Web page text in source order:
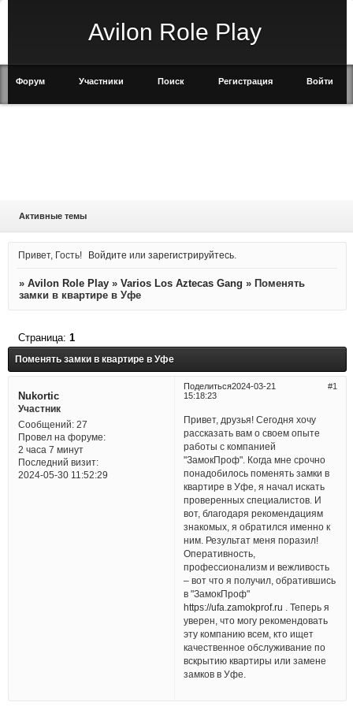
Avilon Role Play
Форум Участники Поиск Регистрация Войти
Активные темы
Привет, Гость! Войдите илизарегистрируйтесь
» Avilon Role Play » Varios Los Aztecas Gang » Поменять
замки в квартире в Уфе
Поменять замки в квартире в Уфе
Страница: 1
Поделиться 1
2024-03-21
15:18:23
Nukortic
Участник
Сообщений:27
Провел на форуме:
2 часа 7 минут
Последний визит:
2024-05-30 11:52:29
Привет, друзья! Сегодня хочу
рассказать вам о своем опыте
работы с компанией
"ЗамокПроф". Когда мне срочно
понадобилось поменять замки в
квартире в Уфе, я начал искать
проверенных специалистов. И
вот, благодаря рекомендациям
знакомых, я обратился именно к
ним. Результат меня поразил!
Оперативность,
профессионализм и вежливость
– вот что я получил, обратившись
в "ЗамокПроф"
https://ufa.zamokprof.ru . Теперь я
уверен, что могу рекомендовать
эту компанию всем, кто ищет
качественное обслуживание по
вскрытию квартиры или замене
замков в Уфе.